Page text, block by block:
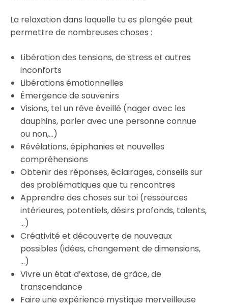
La relaxation dans laquelle tu es plongée peut
permettre de nombreuses choses :
Libération des tensions, de stress et autres
inconforts
Libérations émotionnelles
Émergence de souvenirs
Visions, tel un rêve éveillé (nager avec les
dauphins, parler avec une personne connue
ou non,…)
Révélations, épiphanies et nouvelles
compréhensions
Obtenir des réponses, éclairages, conseils sur
des problématiques que tu rencontres
Apprendre des choses sur toi (ressources
intérieures, potentiels, désirs profonds, talents,
…)
Créativité et découverte de nouveaux
possibles (idées, changement de dimensions,
…)
Vivre un état d’extase, de grâce, de
transcendance
Faire une expérience mystique merveilleuse